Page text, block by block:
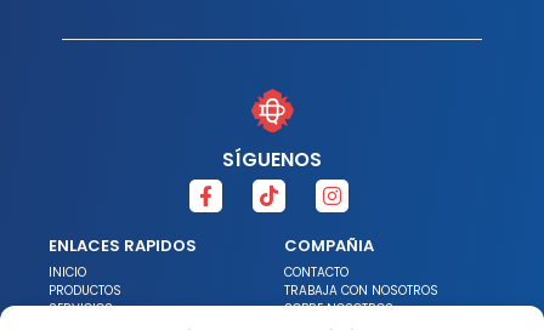
SÍGUENOS
ENLACES RAPIDOS
INICIO
PRODUCTOS
SERVICIOS
COMPAÑIA
CONTACTO
TRABAJA CON NOSOTROS
SOBRE NOSOTROS